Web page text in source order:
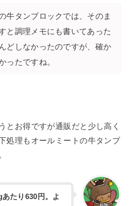
牛タンブロックでは、そのま
と調理メモにも書いてあった
どしなかったのですが、確か
ったですね。
とお得ですが通販だと少し高く
処理もオールミートの牛タンブ
たり630円。よ